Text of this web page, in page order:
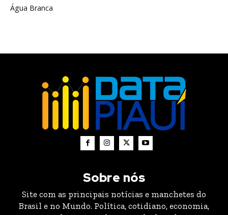
Água Branca
Sobre nós
Site com as principais notícias e manchetes do
Brasil e no Mundo. Política, cotidiano, economia,